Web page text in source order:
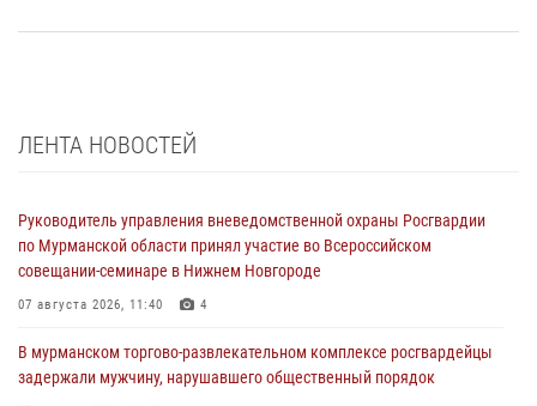
ЛЕНТА НОВОСТЕЙ
Руководитель управления вневедомственной охраны Росгвардии
по Мурманской области принял участие во Всероссийском
совещании-семинаре в Нижнем Новгороде
07 августа 2026, 11:40 4
В мурманском торгово-развлекательном комплексе росгвардейцы
задержали мужчину, нарушавшего общественный порядок